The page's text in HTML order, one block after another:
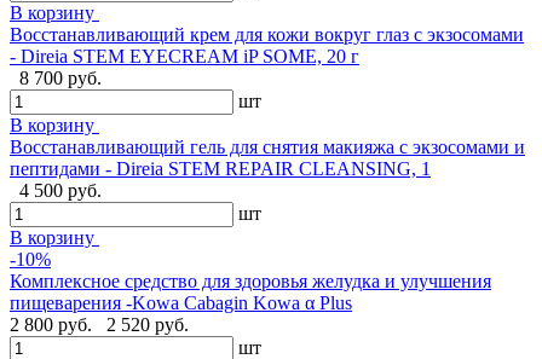
В корзину
Восстанавливающий крем для кожи вокруг глаз с экзосомами
- Direia STEM EYECREAM iP SOME, 20 г
8 700 руб.
шт
В корзину
Восстанавливающий гель для снятия макияжа с экзосомами и
пептидами - Direia STEM REPAIR CLEANSING, 1
4 500 руб.
шт
В корзину
-10%
Комплексное средство для здоровья желудка и улучшения
пищеварения -Kowa Cabagin Kowa α Plus
2 800 руб.
2 520 руб.
шт